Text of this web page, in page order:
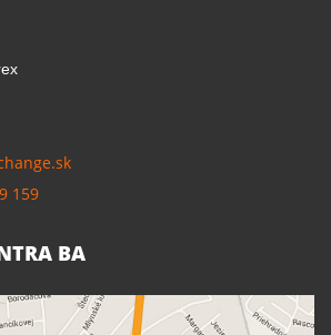
159
BA